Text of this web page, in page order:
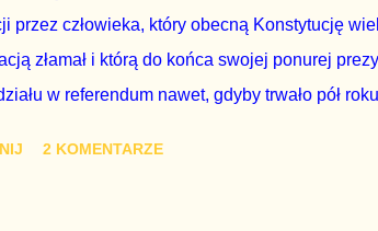
przez człowieka, który obecną Konstytucję
złamał i którą do końca swojej ponurej
w referendum nawet, gdyby trwało pół
2 KOMENTARZE